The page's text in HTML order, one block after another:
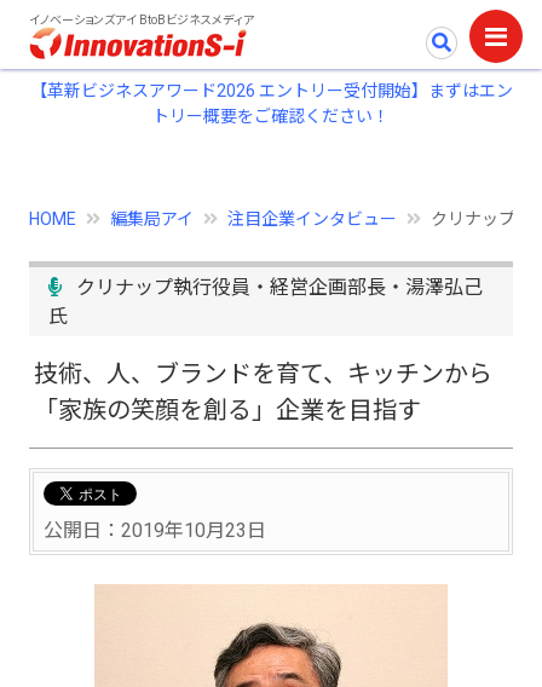
イノベーションズアイ BtoBビジネスメディア
【革新ビジネスアワード2026 エントリー受付開始】まずはエン
トリー概要をご確認ください！
HOME 編集局アイ 注目企業インタビュー クリナップ株
クリナップ執行役員・経営企画部長・湯澤弘己
氏
技術、人、ブランドを育て、キッチンから
「家族の笑顔を創る」企業を目指す
公開日：2019年10月23日